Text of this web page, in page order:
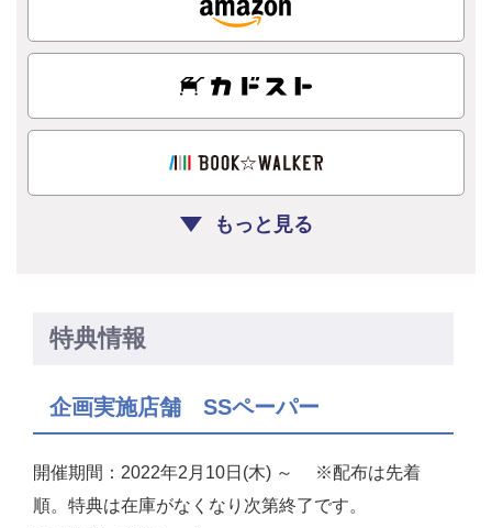
もっと見る
特典情報
企画実施店舗 SSペーパー
開催期間：2022年2月10日(木) ～ ※配布は先着
順。特典は在庫がなくなり次第終了です。